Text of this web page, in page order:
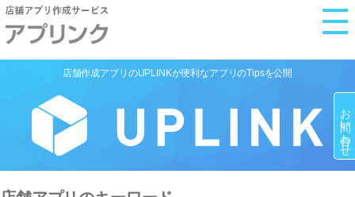
M
お問い合わせ
店舗作成アプリのUPLINKが便利なアプリのTipsを公開